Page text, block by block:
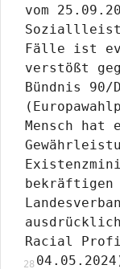
vom
Fälle ist
verstößt
Bündnis 90/
Mensch
bekräftigen
Racial